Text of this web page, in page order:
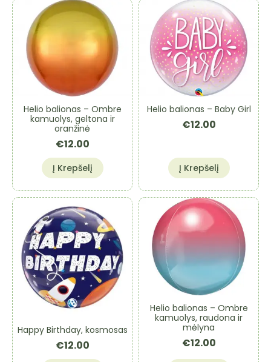
Helio balionas – Ombre
kamuolys, geltona ir
oranžinė
€12.00
Į Krepšelį
Helio balionas – Baby Girl
€12.00
Į Krepšelį
Happy Birthday, kosmosas
€12.00
Helio balionas – Ombre
kamuolys, raudona ir
mėlyna
€12.00